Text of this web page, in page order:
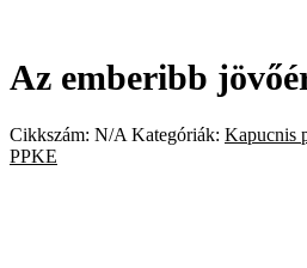
Az emberibb
Cikkszám: N/A Kategóriák: Kapucnis
PPKE